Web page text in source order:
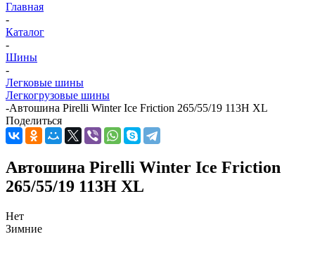
Главная
-
Каталог
-
Шины
-
Легковые шины
Легкогрузовые шины
-Автошина Pirelli Winter Ice Friction 265/55/19 113H XL
Поделиться
Автошина Pirelli Winter Ice Friction
265/55/19 113H XL
Нет
Зимние